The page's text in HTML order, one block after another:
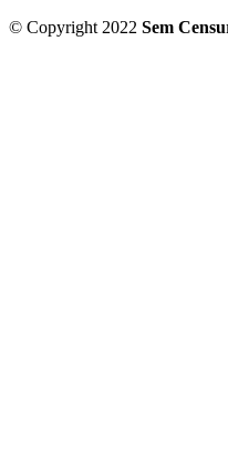
© Copyright 2022 Sem